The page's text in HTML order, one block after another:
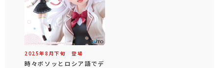
2025年8 月下旬 登場
時々ボソッとロシア語でデ